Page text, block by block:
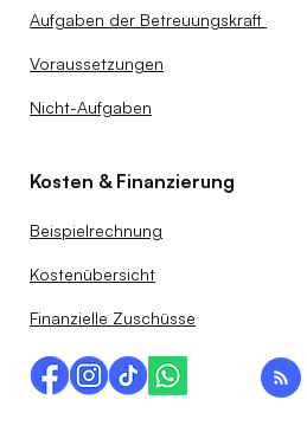
Aufgaben der Betreuungskraft
Voraussetzungen
Nicht-Aufgaben
Kosten & Finanzierung
Beispielrechnung
Kostenübersicht
Finanzielle Zuschüsse